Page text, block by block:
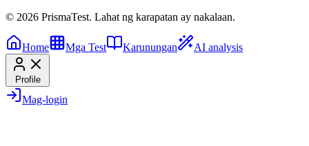
© 2026 PrismaTest. Lahat ng karapatan ay nakalaan.
Home Mga Test Karunungan AI analysis
Profile
Mag-login